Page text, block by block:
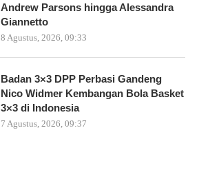
Andrew Parsons hingga Alessandra
Giannetto
8 Agustus, 2026, 09:33
Badan 3×3 DPP Perbasi Gandeng
Nico Widmer Kembangan Bola Basket
3×3 di Indonesia
7 Agustus, 2026, 09:37